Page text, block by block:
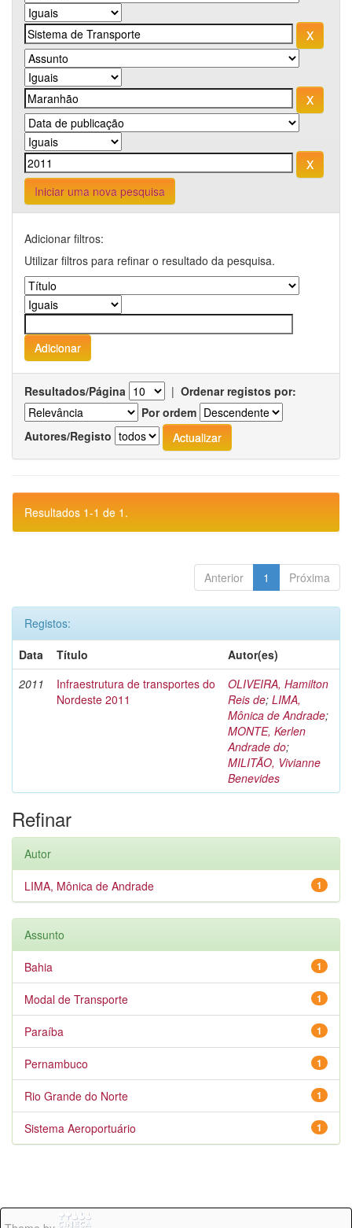
Iniciar uma nova pesquisa
Adicionar filtros:
Utilizar filtros para refinar o resultado da pesquisa.
Resultados/Página | Ordenar registos por:
Por ordem
Autores/Registo
Resultados 1-1 de 1.
Anterior 1 Próxima
Registos:
Data
Título
Autor(es)
2011
Infraestrutura de transportes do
Nordeste 2011
OLIVEIRA, Hamilton
Reis de; LIMA,
Mônica de Andrade;
MONTE, Kerlen
Andrade do;
MILITÃO, Vivianne
Benevides
Refinar
Autor
1
LIMA, Mônica de Andrade
Assunto
1
Bahia
1
Modal de Transporte
1
Paraíba
1
Pernambuco
1
Rio Grande do Norte
1
Sistema Aeroportuário